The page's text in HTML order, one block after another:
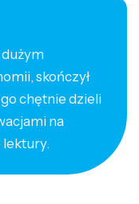
skończył
chętnie dzieli
na
lektury.